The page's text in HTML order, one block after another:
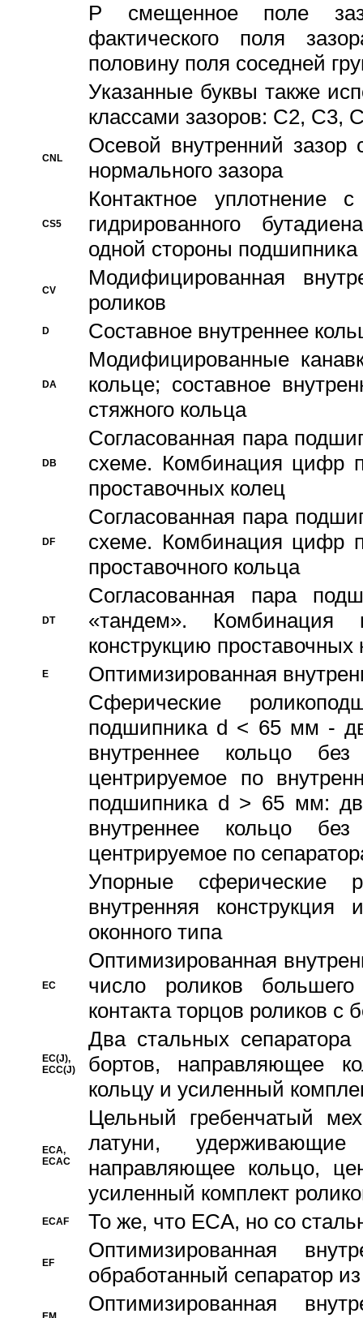
P смещенное поле
фактического поля
половину поля соседней
Указанные буквы также
классами зазоров: С2,
CNL
Осевой внутренний зазор
нормального зазора
CS5
Контактное уплотнение
гидрированного
одной стороны подшипника
CV
Модифицированная
роликов
D Составное внутреннее
DA
Модифицированные
кольце; составное
стяжного кольца
DB
Согласованная пара
схеме. Комбинация цифр
проставочных колец
DF
Согласованная пара
схеме. Комбинация цифр
проставочного кольца
DT
Согласованная пара
«тандем».
конструкцию проставочных
E
Оптимизированная
Сферические
подшипника d < 65 мм -
внутреннее кольцо
центрируемое по
подшипника d > 65 мм:
внутреннее кольцо
центрируемое по
Упорные сферические
внутренняя
оконного типа
EC
Oптимизированная
число роликов
контакта торцов роликов с
EC(J),
ECC(J)
Два стальных сепаратора
бортов, направляющее
кольцу и усиленный
ECA,
ECAC
Цельный гребенчатый
латуни,
направляющее кольцо,
усиленный комплект
ECAF То же, что ECA, но со
EF
Оптимизированная
обработанный сепаратор
Оптимизированная